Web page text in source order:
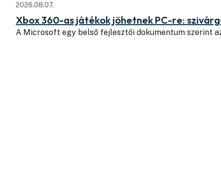
2026.08.07.
Xbox 360-as játékok jöhetnek PC-re:
A Microsoft egy belső fejlesztői dokumentum szerint